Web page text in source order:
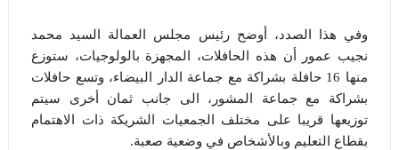
وفي هذا الصدد، أوضح رئيس مجلس العمالة السيد محمد
نجيب عمور أن هذه الحافلات، المجهزة بالولوجيات، ستوزع
منها 16 حافلة بشراكة مع جماعة الدار البيضاء، وتسع حافلات
بشراكة مع جماعة المشور، الى جانب ثمان أخرى سيتم
توزيعها قريبا على مختلف الجمعيات الشريكة ذات الاهتمام
بقطاع التعليم وبالأشخاص في وضعية صعبة.